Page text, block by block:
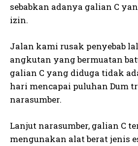
sebabkan adanya galian C
izin.
Jalan kami rusak penyebab
angkutan yang bermuatan
galian C yang diduga tidak
hari mencapai puluhan Dum
narasumber.
Lanjut narasumber, galian C
mengunakan alat berat jenis